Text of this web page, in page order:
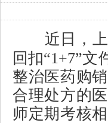
近日，
回扣“1+7”
整治医药购
合理处方的
师定期考核